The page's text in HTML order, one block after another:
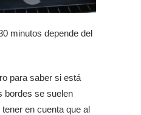
minutos depende del
para saber si está
bordes se suelen
en cuenta que al